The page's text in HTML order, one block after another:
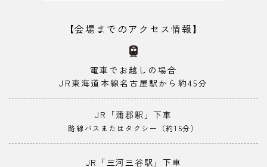
【会場までのアクセス情報】
電車でお越しの場合
JR東海道本線名古屋駅から約45分
JR「蒲郡駅」下車
路線バスまたはタクシー（約15分）
JR「三河三谷駅」下車